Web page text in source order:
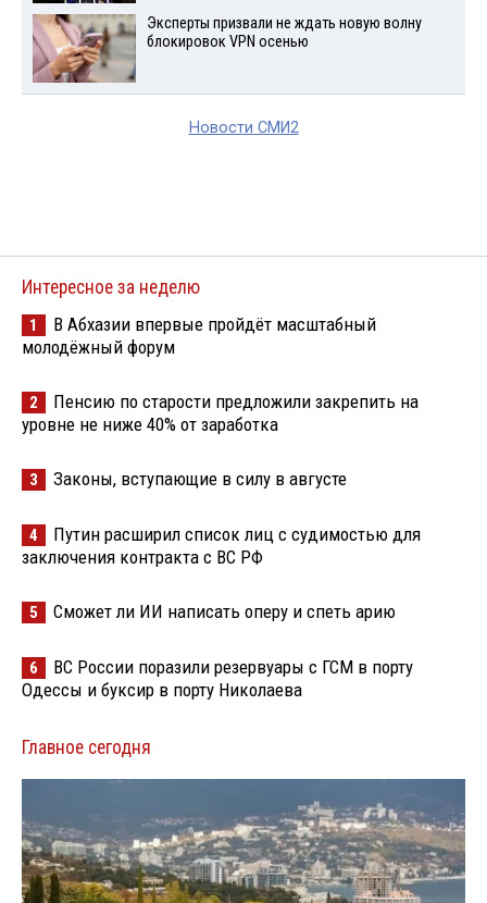
Эксперты призвали не ждать новую волну
блокировок VPN осенью
Новости СМИ2
Интересное за неделю
1
В Абхазии впервые пройдёт масштабный
молодёжный форум
2
Пенсию по старости предложили закрепить на
уровне не ниже 40% от заработка
3 Законы, вступающие в силу в августе
4
Путин расширил список лиц с судимостью для
заключения контракта с ВС РФ
5 Сможет ли ИИ написать оперу и спеть арию
6
ВС России поразили резервуары с ГСМ в порту
Одессы и буксир в порту Николаева
Главное сегодня